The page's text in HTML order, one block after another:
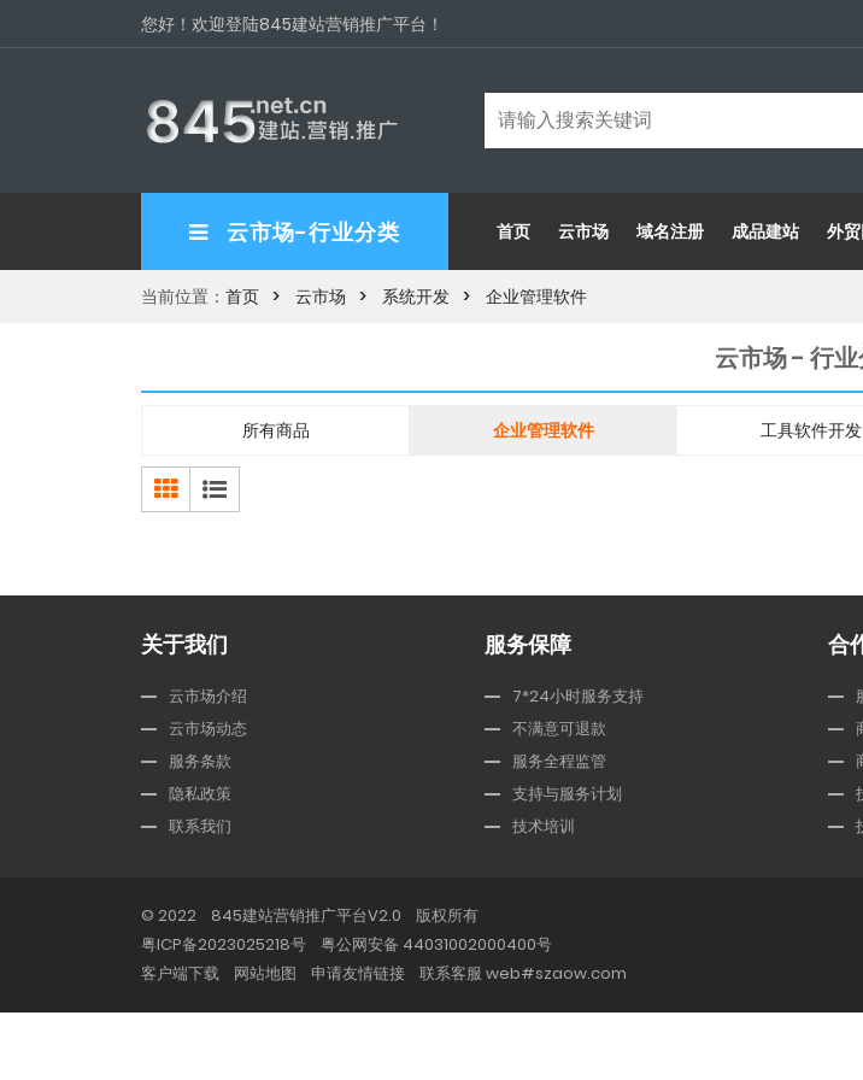
您好！欢迎登陆845建站营销推广平台！
云市场-行业分类 首页 云市场 域名注册 成品建站 外
当前位置： 首页 云市场 系统开发 企业管理软件
云市场 - 行
所有商品 企业管理软件 工具软件开发
关于我们
云市场介绍
云市场动态
服务条款
隐私政策
联系我们
服务保障
7*24小时服务支持
不满意可退款
服务全程监管
支持与服务计划
技术培训
合
© 2022 845建站营销推广平台V2.0 版权所有
粤ICP备2023025218号
粤公网安备 44031002000400号
客户端下载
网站地图 申请友情链接 联系客服 web#szaow.com